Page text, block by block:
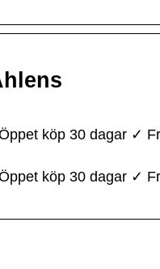
köp 30 dagar ✓
köp 30 dagar ✓